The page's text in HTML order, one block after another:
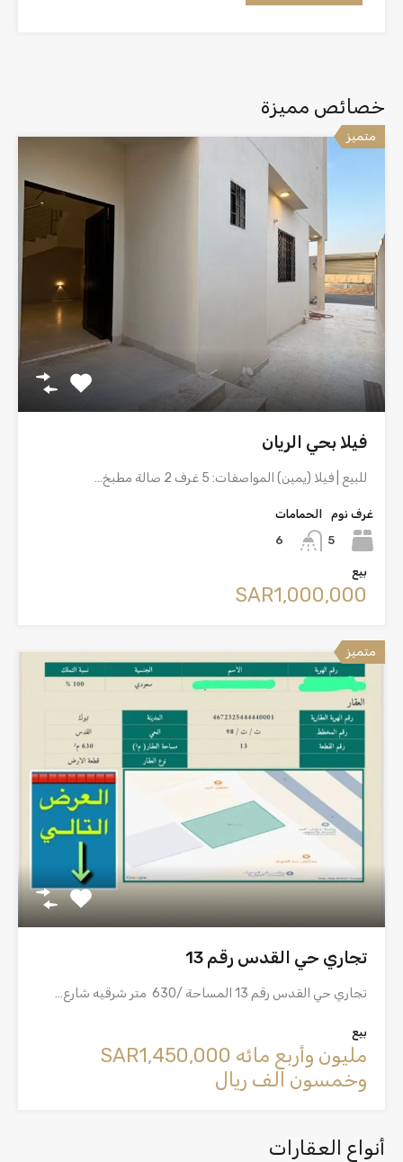
خصائص مميزة
متميز
فيلا بحي الريان
للبيع | فيلا (يمين) المواصفات: 5 غرف 2 صالة مطبخ…
غرف نوم
5
الحمامات
6
بيع
‪SAR1,000,000
متميز
تجاري حي القدس رقم 13
تجاري حي القدس رقم 13 المساحة /630 متر شرقيه شارع…
بيع
‪SAR1,450,000 مليون وأربع مائه
وخمسون الف ريال
أنواع العقارات